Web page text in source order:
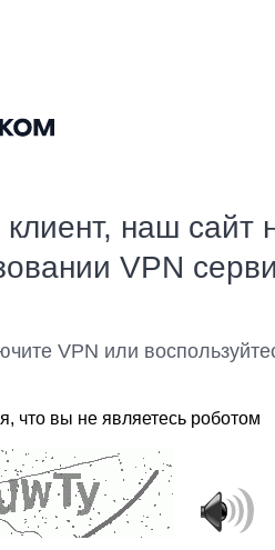
наш сайт
VPN
VPN или
что вы не являетесь роботом